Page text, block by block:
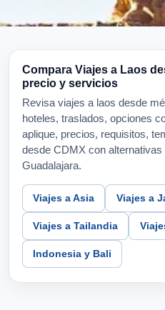
Compara Viajes a Laos
precio y servicios
Revisa viajes a laos desde
hoteles, traslados, opciones
aplique, precios, requisitos,
desde CDMX con
Guadalajara.
Viajes a Asia Viajes a
Viajes a Tailandia
Indonesia y Bali